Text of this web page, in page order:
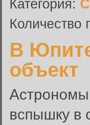
Категория:
Количество
В
объект
Астрономы
вспышку в